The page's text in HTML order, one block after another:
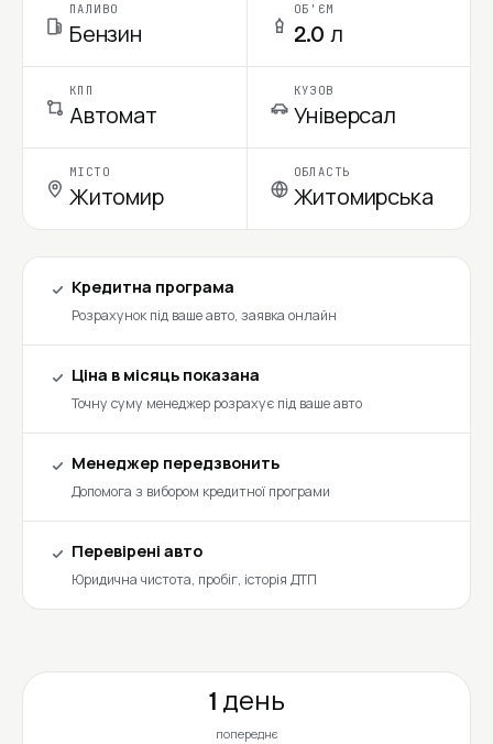
ПАЛИВО
Бензин
ОБ'ЄМ
2.0 л
КПП
Автомат
КУЗОВ
Універсал
МІСТО
Житомир
ОБЛАСТЬ
Житомирська
Кредитна програма
Розрахунок під ваше авто, заявка онлайн
Ціна в місяць показана
Точну суму менеджер розрахує під ваше авто
Менеджер передзвонить
Допомога з вибором кредитної програми
Перевірені авто
Юридична чистота, пробіг, історія ДТП
1 день
попереднє